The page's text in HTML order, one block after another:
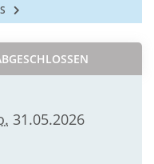
31.05.2026